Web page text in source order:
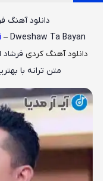
دانلود آهنگ
– Dweshaw Ta Bayan
دانلود آهنگ کردی فرشاد
متن ترانه با